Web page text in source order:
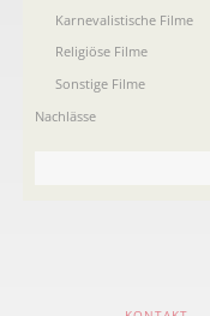
Karnevalistische Filme
Religiöse Filme
Sonstige Filme
Nachlässe
NAVIGATION